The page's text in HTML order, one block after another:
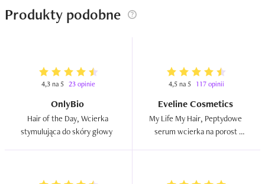
dłużej świeże. Zadłużone 5 gwiazdek ????
Produkty podobne
4,3 na 5 23 opinie
OnlyBio
Hair of the Day, Wcierka
4,5 na 5 117 opinii
Eveline Cosmetics
My Life My Hair, Peptydowe
serum wcierka na porost